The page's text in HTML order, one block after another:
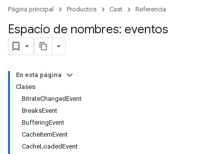
Página principal Productos Cast Referencia
Espacio de nombres: eventos
En esta página
Clases
BitrateChangedEvent
BreaksEvent
BufferingEvent
CacheItemEvent
CacheLoadedEvent